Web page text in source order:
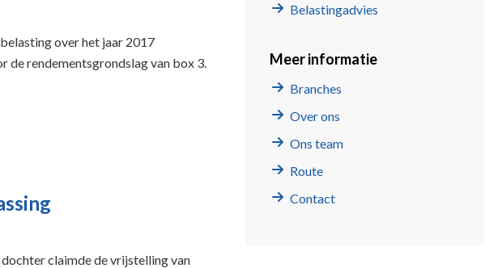
over het jaar 2017
de rendementsgrondslag van box 3.
dochter claimde de vrijstelling van
Belastingadvies
Meer informatie
Branches
Over ons
Ons team
Route
Contact